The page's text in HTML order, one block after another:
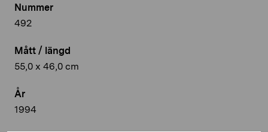
Nummer
492
Mått / längd
55,0 x 46,0 cm
År
1994